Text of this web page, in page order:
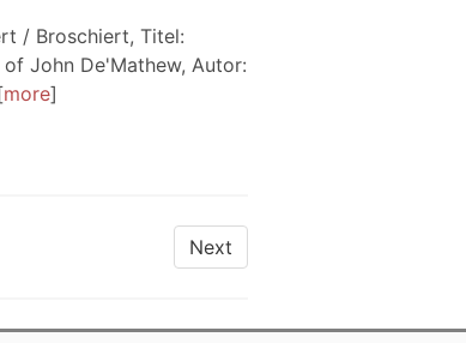
/ Broschiert, Titel:
John De'Mathew, Autor:
more
Next